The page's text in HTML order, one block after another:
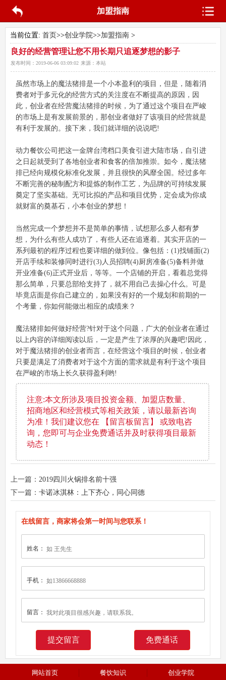
加盟指南
当前位置: 首页>>创业学院>>加盟指南>
良好的经营管理让您不用长期只追逐梦想的影子
发布时间： 2019-06-06 03:09:02 来源： 本站
虽然市场上的魔法猪排是一个小本盈利的项目，但是，随着消
费者对于多元化的经营方式的关注度在不断提高的原因，因
此，创业者在经营魔法猪排的时候，为了通过这个项目在严峻
的市场上是有发展前景的，那创业者做好了该项目的经营就是
有利于发展的。接下来，我们就详细的说说吧!
动力餐饮公司把这一金牌台湾档口美食引进大陆市场，自引进
之日起就受到了各地创业者和食客的倍加推崇。如今，魔法猪
排已经向规模化标准化发展，并且很快的风靡全国。经过多年
不断完善的秘制配方和提炼的制作工艺，为品牌的可持续发展
奠定了坚实基础。无可比拟的产品和项目优势，定会成为你成
就财富的奠基石，小本创业的梦想！
当然完成一个梦想并不是简单的事情，试想那么多人都有梦
想，为什么有些人成功了，有些人还在追逐着。其实开店的一
系列最初的程序过程也要详细的做到位。像包括：(1)找铺面(2)
开店手续和装修同时进行(3)人员招聘(4)厨房准备(5)备料并做
开业准备(6)正式开业后，等等。一个店铺的开启，看着总觉得
那么简单，只要总部给支持了，就不用自己去操心什么。可是
毕竟店面是你自己建立的，如果没有好的一个规划和前期的一
个考量，你如何能做出相应的成绩来？
魔法猪排如何做好经营?针对于这个问题，广大的创业者在通过
以上内容的详细阅读以后，一定是产生了浓厚的兴趣吧!因此，
对于魔法猪排的创业者而言，在经营这个项目的时候，创业者
只要是满足了消费者对于这个方面的需求就是有利于这个项目
在严峻的市场上长久获得盈利哟!
注意:本文所涉及项目投资金额、加盟店数量、
招商地区和经营模式等相关政策，请以最新咨询
为准！我们建议您在 【留言板留言】 或致电咨
询，您即可与企业免费通话并及时获得项目最新
动态！
上一篇： 2019四川火锅排名前十强
下一篇： 卡诺冰淇林：上下齐心，同心同德
在线留言，商家将会第一时间与您联系！
姓名：
手机：
留言：
免费通话
网站首页 餐饮知识 创业学院